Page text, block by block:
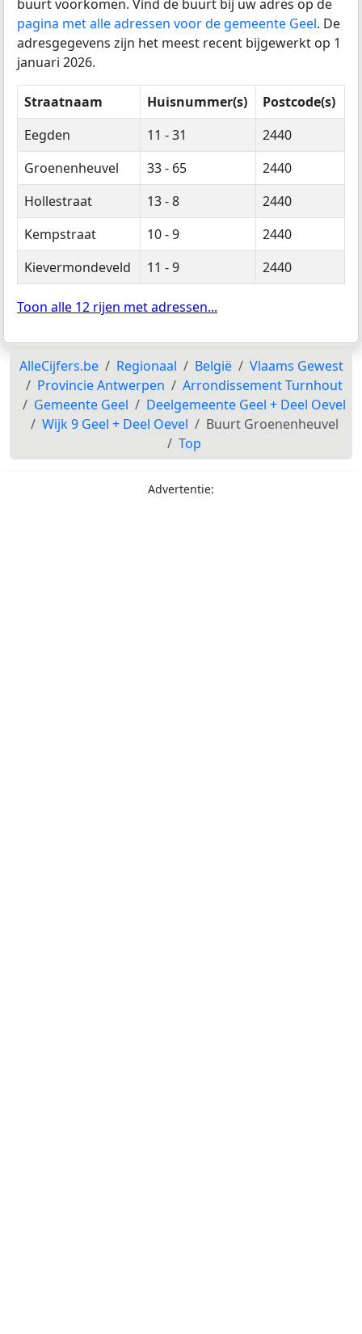
buurt voorkomen. Vind de buurt bij uw adres op de
pagina met alle adressen voor de gemeente Geel. De
adresgegevens zijn het meest recent bijgewerkt op 1
januari 2026.
Straatnaam Huisnummer(s)
Postcode(s)
Eegden
11 - 31
2440
Groenenheuvel
33 - 65
2440
Hollestraat
13 - 8
2440
Kempstraat
10 - 9
2440
Kievermondeveld
11 - 9 2440
Toon alle 12 rijen met adressen...
AlleCijfers.be Regionaal België
Vlaams Gewest
Provincie Antwerpen
Arrondissement Turnhout
Gemeente Geel
Deelgemeente Geel + Deel Oevel
Wijk 9 Geel + Deel Oevel
Buurt Groenenheuvel
Top
Advertentie: